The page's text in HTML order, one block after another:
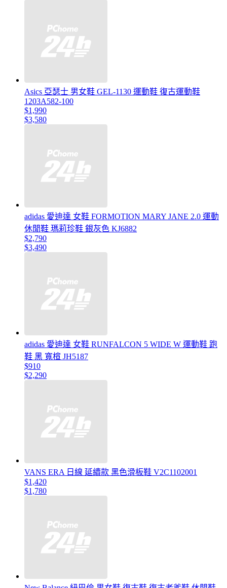
Asics 亞瑟士 男女鞋 GEL-1130 運動鞋 復古運動鞋
1203A582-100
$1,990
$3,580
adidas 愛迪達 女鞋 FORMOTION MARY JANE 2.0 運動
休閒鞋 瑪莉珍鞋 銀灰色 KJ6882
$2,790
$3,490
adidas 愛迪達 女鞋 RUNFALCON 5 WIDE W 運動鞋 跑
鞋 黑 寬楦 JH5187
$910
$2,290
VANS ERA 日線 延續款 黑色滑板鞋 V2C1102001
$1,420
$1,780